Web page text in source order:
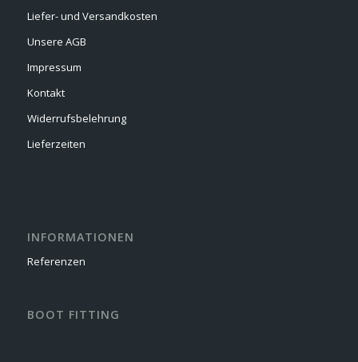
Liefer- und Versandkosten
Unsere AGB
Impressum
Kontakt
Widerrufsbelehrung
Lieferzeiten
INFORMATIONEN
Referenzen
BOOT FITTING